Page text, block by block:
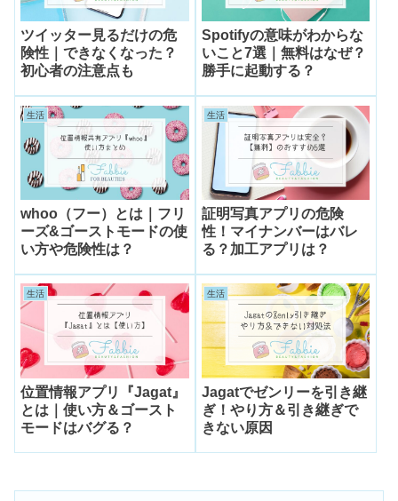
ツイッター見るだけの危
険性｜できなくなった？
初心者の注意点も
Spotifyの意味がわからな
いこと7選｜無料はなぜ？
勝手に起動する？
生活
whoo（フー）とは｜フリ
ーズ&ゴーストモードの使
い方や危険性は？
生活
証明写真アプリの危険
性！マイナンバーはバレ
る？加工アプリは？
生活
位置情報アプリ『Jagat』
とは｜使い方＆ゴースト
モードはバグる？
生活
Jagatでゼンリーを引き継
ぎ！やり方＆引き継ぎで
きない原因